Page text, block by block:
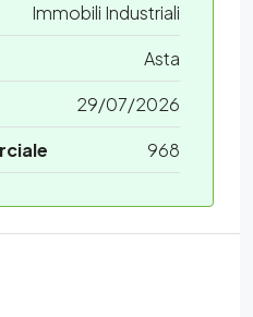
Immobili Industriali
Asta
29/07/2026
968